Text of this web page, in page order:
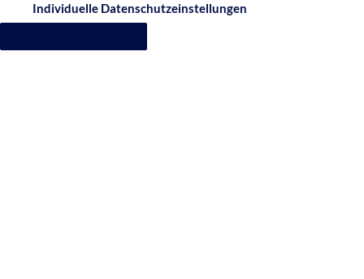
Individuelle Datenschutzeinstellungen